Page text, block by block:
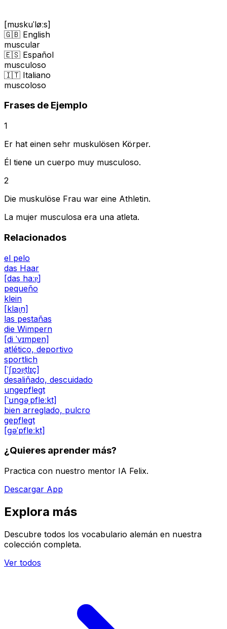
[mʊskuˈløːs]
🇬🇧 English
muscular
🇪🇸 Español
musculoso
🇮🇹 Italiano
muscoloso
Frases de Ejemplo
1
Er hat einen sehr muskulösen Körper.
Él tiene un cuerpo muy musculoso.
2
Die muskulöse Frau war eine Athletin.
La mujer musculosa era una atleta.
Relacionados
el pelo
das Haar
[das haːɐ̯]
pequeño
klein
[klaɪ̯n]
las pestañas
die Wimpern
[di ˈvɪmpɐn]
atlético, deportivo
sportlich
[ˈʃpɔɐ̯tlɪç]
desaliñado, descuidado
ungepflegt
[ˈʊnɡəˌpfleːkt]
bien arreglado, pulcro
gepflegt
[ɡəˈpfleːkt]
¿Quieres aprender más?
Practica con nuestro mentor IA Felix.
Descargar App
Explora más
Descubre todos los vocabulario alemán en nuestra
colección completa.
Ver todos